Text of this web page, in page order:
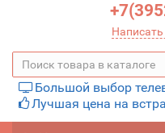
Большой выбор
Лучшая цена на